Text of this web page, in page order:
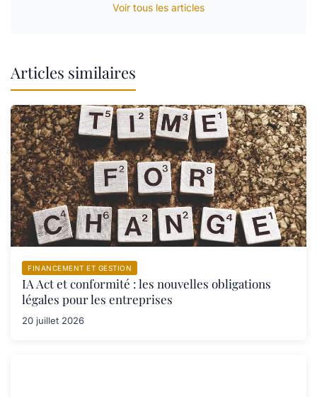
Voir tous les articles
Articles similaires
FINANCEMENT ET GESTION
IA Act et conformité : les nouvelles obligations
légales pour les entreprises
20 juillet 2026